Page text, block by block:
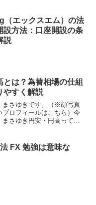
（エックスエム）の法
設方法：口座開設の条
説
とは？為替相場の仕組
やすく解説
まさゆきです。（※顔写真
プロフィールはこちら）今
さゆき円安・円高って、
知りたい！という話につ
説してみようと...
FX 勉強は意味な